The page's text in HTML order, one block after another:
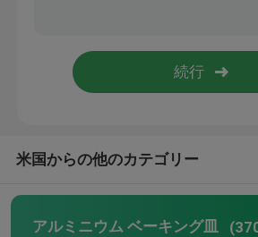
米国からの他のカテゴリー
アルミニウム ベーキング皿